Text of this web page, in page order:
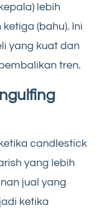
lebih
(bahu). Ini
yang kuat dan
tren.
candlestick
yang lebih
jual yang
ketika